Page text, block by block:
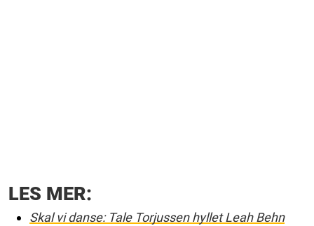
LES MER:
Skal vi danse: Tale Torjussen hyllet Leah Behn